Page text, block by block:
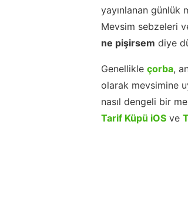
yayınlanan günlük
Mevsim sebzeleri
ne pişirsem diye
Genellikle çorba,
olarak mevsimine
nasıl dengeli bir
Tarif Küpü iOS ve